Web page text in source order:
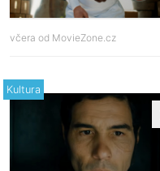
včera od MovieZone.cz
Kultura